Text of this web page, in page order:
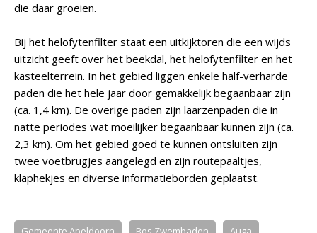
die daar groeien.
Bij het helofytenfilter staat een uitkijktoren die een wijds
uitzicht geeft over het beekdal, het helofytenfilter en het
kasteelterrein. In het gebied liggen enkele half-verharde
paden die het hele jaar door gemakkelijk begaanbaar zijn
(ca. 1,4 km). De overige paden zijn laarzenpaden die in
natte periodes wat moeilijker begaanbaar kunnen zijn (ca.
2,3 km). Om het gebied goed te kunnen ontsluiten zijn
twee voetbrugjes aangelegd en zijn routepaaltjes,
klaphekjes en diverse informatieborden geplaatst.